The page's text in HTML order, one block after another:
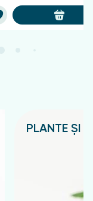
PLANTE ȘI